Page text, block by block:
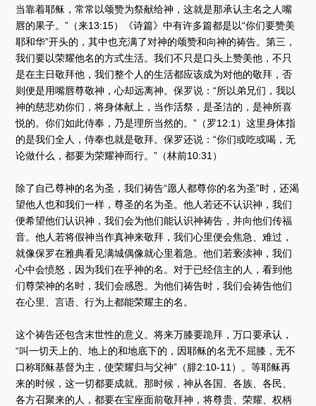
当靠着耶稣，常常以颂赞为祭献给神，这就是那承认主名之人嘴
唇的果子。”（来13:15）《诗篇》中有许多篇都是以“你们要赞美
耶和华”开头的，其中也充满了对神的颂赞和向神的祷告。第三，
我们要以荣耀他名的方式生活。我们不只是口头上赞美他，不只
是在主日敬拜他，我们整个人的生活都应该成为对他的敬拜，否
则便是用嘴唇尊敬神，心却远离神。保罗说：“所以弟兄们，我以
神的慈悲劝你们，将身体献上，当作活祭，是圣洁的，是神所喜
悦的。你们如此侍奉，乃是理所当然的。”（罗12:1）这里身体指
的是我们全人，侍奉也就是敬拜。保罗还说：“你们或吃或喝，无
论做什么，都要为荣耀神而行。”（林前10:31）
除了自己尊神的名为圣，我们祷告“愿人都尊你的名为圣”时，还渴
望他人也和我们一样，尊圣的名为圣。他人若还不认识神，我们
便希望他们认识神，我们会为他们能认识神祷告，并向他们传福
音。他人若将假神当作真神来敬拜，我们心里便会焦急、难过，
就像保罗在雅典看见满城偶像就心里着急。他们若亵渎神，我们
心中会愤怒，因为我们在乎神的名。对于已经信主的人，看到他
们尊荣神的名时，我们会感恩。为他们祷告时，我们会祷告他们
在心里、言语、行为上都能荣耀主的名。
这个祷告还包含末世性的意义。将来万膝要跪拜，万口要承认，
“叫一切天上的、地上的和地底下的，因耶稣的名无不屈膝，无不
口称耶稣基督为主，使荣耀归与父神”（腓2:10-11）。等耶稣再
来的时候，这一切都要成就。那时候，神从各国、各族、各民、
各方召聚来的人，都要在宝座面前敬拜神，将尊贵、荣耀、权柄